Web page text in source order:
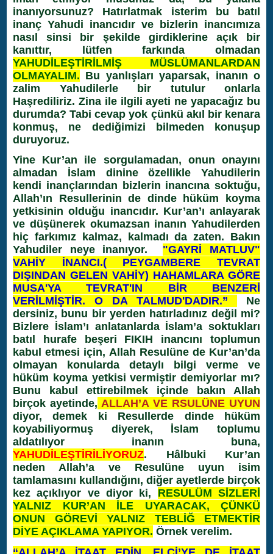
inanıyorsunuz? Hatırlatmak isterim bu batıl
inanç Yahudi inancıdır ve bizlerin inancımıza
nasıl sinsi bir şekilde girdiklerine açık bir
kanıttır, lütfen farkında olmadan
YAHUDİLEŞTİRİLMİŞ MÜSLÜMANLARDAN
OLMAYALIM. Bu yanlışları yaparsak, inanın o
zalim Yahudilerle bir tutulur onlarla
Haşrediliriz. Zina ile ilgili ayeti ne yapacağız bu
durumda? Tabi cevap yok çünkü akıl bir kenara
konmuş, ne dediğimizi bilmeden konuşup
duruyoruz.
Yine Kur’an ile sorgulamadan, onun onayını
almadan İslam dinine özellikle Yahudilerin
kendi inançlarından bizlerin inancına soktuğu,
Allah’ın Resullerinin de dinde hüküm koyma
yetkisinin olduğu inancıdır. Kur’an’ı anlayarak
ve düşünerek okumazsan inanın Yahudilerden
hiç farkımız kalmaz, kalmadı da zaten. Bakın
Yahudiler neye inanıyor. "GAYRİ MATLUV"
VAHİY İNANCI.( PEYGAMBERE TEVRAT
DIŞINDAN GELEN VAHİY) HAHAMLARA GÖRE
MUSA'YA TEVRAT'IN BİR BENZERİ
VERİLMİŞTİR. O DA TALMUD'DADIR.”
Ne
dersiniz, bunu bir yerden hatırladınız değil mi?
Bizlere İslam’ı anlatanlarda İslam’a soktukları
batıl hurafe beşeri FIKIH inancını toplumun
kabul etmesi için, Allah Resulüne de Kur’an’da
olmayan konularda detaylı bilgi verme ve
hüküm koyma yetkisi vermiştir demiyorlar mı?
Bunu kabul ettirebilmek içinde bakın Allah
birçok ayetinde, ALLAH’A VE RSULÜNE UYUN
diyor, demek ki Resullerde dinde hüküm
koyabiliyormuş diyerek, İslam toplumu
aldatılıyor inanın buna,
YAHUDİLEŞTİRİLİYORUZ. Hâlbuki Kur’an
neden Allah’a ve Resulüne uyun isim
tamlamasını kullandığını, diğer ayetlerde birçok
kez açıklıyor ve diyor ki, RESULÜM SİZLERİ
YALNIZ KUR’AN İLE UYARACAK, ÇÜNKÜ
ONUN GÖREVİ YALNIZ TEBLİĞ ETMEKTİR
DİYE AÇIKLAMA YAPIYOR. Örnek verelim.